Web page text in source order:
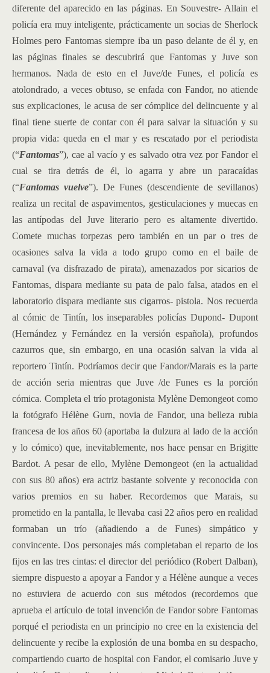
diferente del aparecido en las páginas. En Souvestre- Allain el
policía era muy inteligente, prácticamente un socias de Sherlock
Holmes pero Fantomas siempre iba un paso delante de él y, en
las páginas finales se descubrirá que Fantomas y Juve son
hermanos. Nada de esto en el Juve/de Funes, el policía es
atolondrado, a veces obtuso, se enfada con Fandor, no atiende
sus explicaciones, le acusa de ser cómplice del delincuente y al
final tiene suerte de contar con él para salvar la situación y su
propia vida: queda en el mar y es rescatado por el periodista
(“Fantomas”), cae al vacío y es salvado otra vez por Fandor el
cual se tira detrás de él, lo agarra y abre un paracaídas
(“Fantomas vuelve”). De Funes (descendiente de sevillanos)
realiza un recital de aspavimentos, gesticulaciones y muecas en
las antípodas del Juve literario pero es altamente divertido.
Comete muchas torpezas pero también en un par o tres de
ocasiones salva la vida a todo grupo como en el baile de
carnaval (va disfrazado de pirata), amenazados por sicarios de
Fantomas, dispara mediante su pata de palo falsa, atados en el
laboratorio dispara mediante sus cigarros- pistola. Nos recuerda
al cómic de Tintín, los inseparables policías Dupond- Dupont
(Hernández y Fernández en la versión española), profundos
cazurros que, sin embargo, en una ocasión salvan la vida al
reportero Tintín. Podríamos decir que Fandor/Marais es la parte
de acción seria mientras que Juve /de Funes es la porción
cómica. Completa el trío protagonista Mylène Demongeot como
la fotógrafo Hélène Gurn, novia de Fandor, una belleza rubia
francesa de los años 60 (aportaba la dulzura al lado de la acción
y lo cómico) que, inevitablemente, nos hace pensar en Brigitte
Bardot. A pesar de ello, Mylène Demongeot (en la actualidad
con sus 80 años) era actriz bastante solvente y reconocida con
varios premios en su haber. Recordemos que Marais, su
prometido en la pantalla, le llevaba casi 22 años pero en realidad
formaban un trío (añadiendo a de Funes) simpático y
convincente. Dos personajes más completaban el reparto de los
fijos en las tres cintas: el director del periódico (Robert Dalban),
siempre dispuesto a apoyar a Fandor y a Hélène aunque a veces
no estuviera de acuerdo con sus métodos (recordemos que
aprueba el artículo de total invención de Fandor sobre Fantomas
porqué el periodista en un principio no cree en la existencia del
delincuente y recibe la explosión de una bomba en su despacho,
compartiendo cuarto de hospital con Fandor, el comisario Juve y